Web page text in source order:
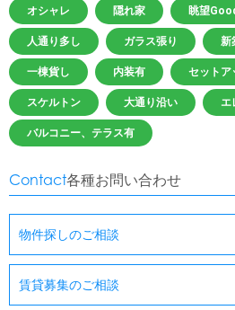
オシャレ 隠れ家 眺望
人通り多し ガラス張り 新
一棟貨し 内装有 セットア
スケルトン 大通り沿い エ
バルコニー、テラス有
Contact各種お問い合わせ
物件探しのご相談
賃貸募集のご相談